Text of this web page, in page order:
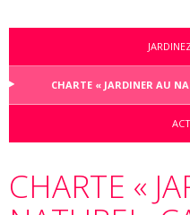
CHARTE « JARDINER AU
CHARTE «